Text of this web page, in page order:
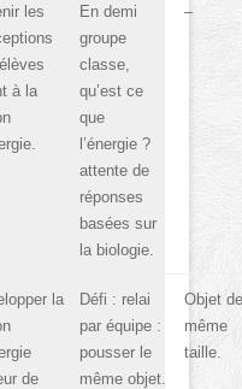
les
à la
En demi
groupe
classe,
qu’est ce
que
l’énergie ?
attente de
réponses
basées sur
la biologie.
–
la
de
Défi : relai
par équipe :
pousser le
même objet.
Objet de
même
taille.